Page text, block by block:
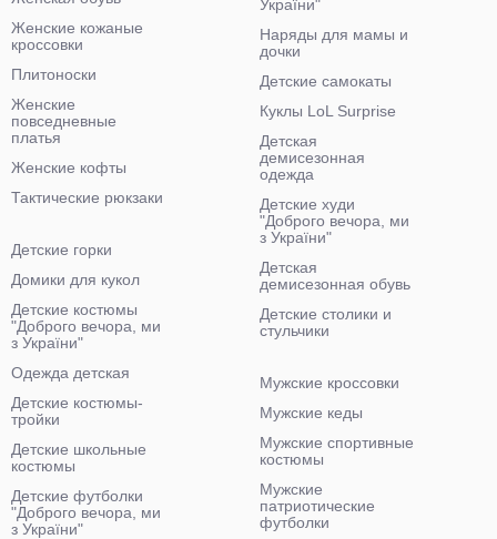
Женские кожаные
кроссовки
Плитоноски
Женские
повседневные
платья
Женские кофты
Тактические рюкзаки
України"
Наряды для мамы и
дочки
Детские самокаты
Куклы LoL Surprise
Детская
демисезонная
одежда
Детские худи
"Доброго вечора, ми
з України"
Детская
демисезонная обувь
Детские столики и
стульчики
Детские горки
Домики для кукол
Детские костюмы
"Доброго вечора, ми
з України"
Одежда детская
Детские костюмы-
тройки
Детские школьные
костюмы
Детские футболки
"Доброго вечора, ми
з України"
Мужские кроссовки
Мужские кеды
Мужские спортивные
костюмы
Мужские
патриотические
футболки